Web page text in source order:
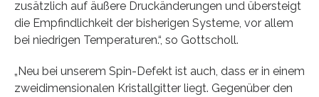
zusätzlich auf äußere Druckänderungen und übersteigt
die Empfindlichkeit der bisherigen Systeme, vor allem
bei niedrigen Temperaturen.“, so Gottscholl.
„Neu bei unserem Spin-Defekt ist auch, dass er in einem
zweidimensionalen Kristallgitter liegt. Gegenüber den